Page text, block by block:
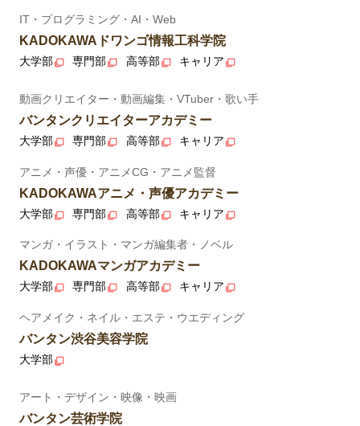
IT・プログラミング・AI・Web
KADOKAWAドワンゴ情報工科学院
大学部 専門部 高等部 キャリア
動画クリエイター・動画編集・VTuber・歌い手
バンタンクリエイターアカデミー
大学部 専門部 高等部 キャリア
アニメ・声優・アニメCG・アニメ監督
KADOKAWAアニメ・声優アカデミー
大学部 専門部 高等部 キャリア
マンガ・イラスト・マンガ編集者・ノベル
KADOKAWAマンガアカデミー
大学部 専門部 高等部 キャリア
ヘアメイク・ネイル・エステ・ウエディング
バンタン渋谷美容学院
大学部
アート・デザイン・映像・映画
バンタン芸術学院